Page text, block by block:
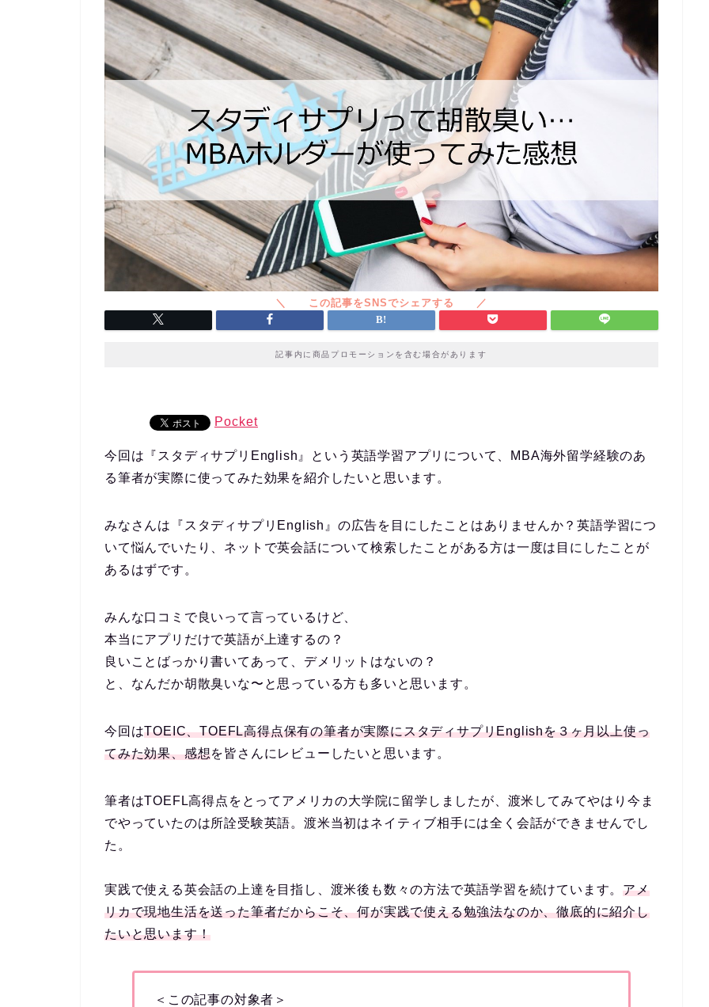
記事内に商品プロモーションを含む場合があります
Pocket
今回は『 スタディサプリEnglish 』という英語学習アプリについて、MBA海外留学経験のあ
る筆者が実際に使ってみた効果を紹介したいと思います。
みなさんは『 スタディサプリEnglish 』の広告を目にしたことはありませんか？英語学習につ
いて悩んでいたり、ネットで英会話について検索したことがある方は一度は目にしたことが
あるはずです。
みんな口コミで良いって言っているけど、
本当にアプリだけで英語が上達するの？
良いことばっかり書いてあって、デメリットはないの？
と、なんだか胡散臭いな〜と思っている方も多いと思います。
今回はTOEIC、TOEFL高得点保有の筆者が実際にスタディサプリEnglishを３ヶ月以上使っ
てみた効果、感想を皆さんにレビューしたいと思います。
筆者はTOEFL高得点をとってアメリカの大学院に留学しましたが、渡米してみてやはり 今ま
でやっていたのは所詮受験英語。渡米当初はネイティブ相手には全く会話ができませんでし
た 。
実践で使える英会話の上達を目指し、渡米後も数々の方法で英語学習を続けています。アメ
リカで現地生活を送った筆者だからこそ、何が実践で使える勉強法なのか、徹底的に紹介し
たいと思います！
＜この記事の対象者＞